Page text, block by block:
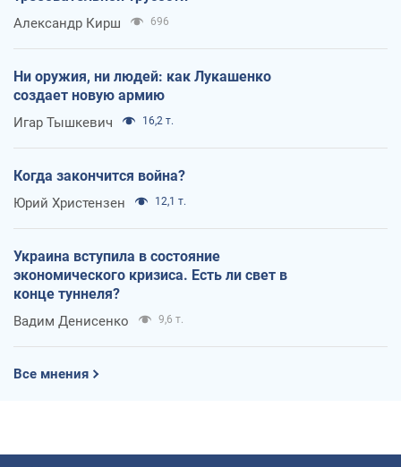
Александр Кирш 696
Ни оружия, ни людей: как Лукашенко
создает новую армию
Игар Тышкевич 16,2 т.
Когда закончится война?
Юрий Христензен 12,1 т.
Украина вступила в состояние
экономического кризиса. Есть ли свет в
конце туннеля?
Вадим Денисенко 9,6 т.
Все мнения